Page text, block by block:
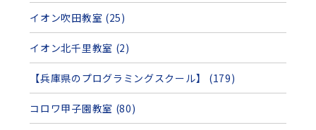
イオン吹田教室 (25)
イオン北千里教室 (2)
【兵庫県のプログラミングスクール】 (179)
コロワ甲子園教室 (80)